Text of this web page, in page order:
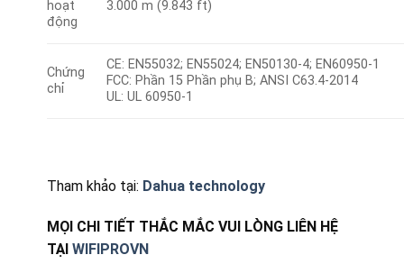
hoạt
động
3.000 m (9.843 ft)
Chứng
chỉ
CE: EN55032; EN55024; EN50130-4; EN60950-1
FCC: Phần 15 Phần phụ B; ANSI C63.4-2014
UL: UL 60950-1
Tham khảo tại: Dahua technology
MỌI CHI TIẾT THẮC MẮC VUI LÒNG LIÊN HỆ
TẠI WIFIPROVN